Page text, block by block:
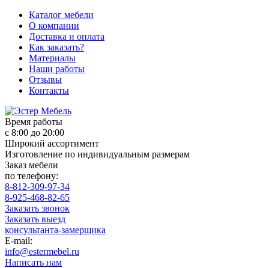
Каталог мебели
О компании
Доставка и оплата
Как заказать?
Материалы
Наши работы
Отзывы
Контакты
Время работы
с 8:00 до 20:00
Широкий ассортимент
Изготовление по индивидуальным размерам
Заказ мебели
по телефону:
8-812-309-97-34
8-925-468-82-65
Заказать звонок
Заказать выезд
консультанта-замерщика
E-mail:
info@estermebel.ru
Написать нам